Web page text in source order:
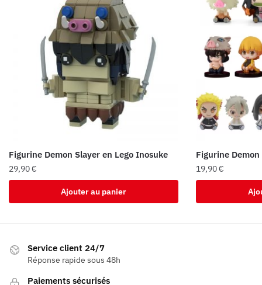
Figurine Demon Slayer en Lego Inosuke
29,90€
Ajouter au panier
Figurine
19,90€
Service client 24/7
Réponse rapide sous 48h
Paiements sécurisés